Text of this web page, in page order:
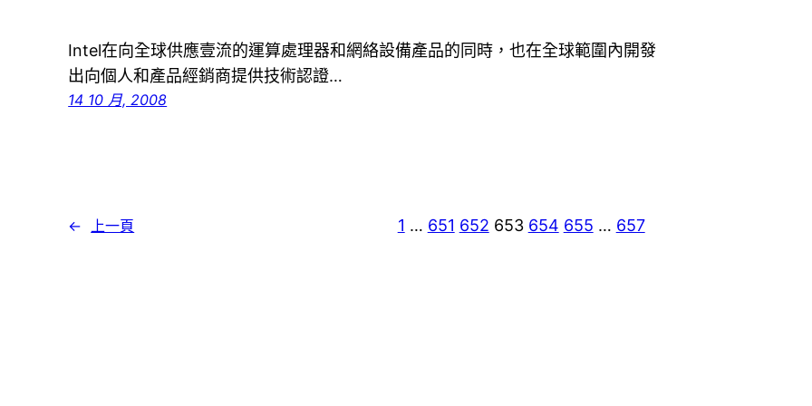
Intel在向全球供應壹流的運算處理器和網絡設備產品的同時，也在全球範圍內開發
出向個人和產品經銷商提供技術認證…
14 10 月, 2008
← 上一頁 1 … 651 652 653 654 655 … 657